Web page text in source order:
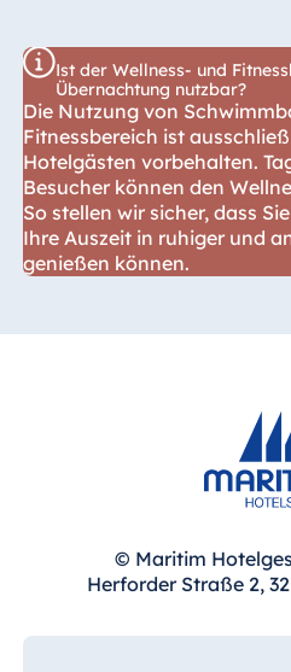
Ist der Wellness- und
Übernachtung nutzbar?
Die Nutzung von
Fitnessbereich ist
Hotelgästen vorbehalten.
Besucher können den
So stellen wir sicher, dass
Ihre Auszeit in ruhiger und
genießen können.
© Maritim
Herforder Straße 2,